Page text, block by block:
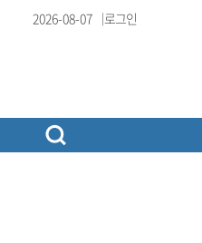
2026-08-07 로그인